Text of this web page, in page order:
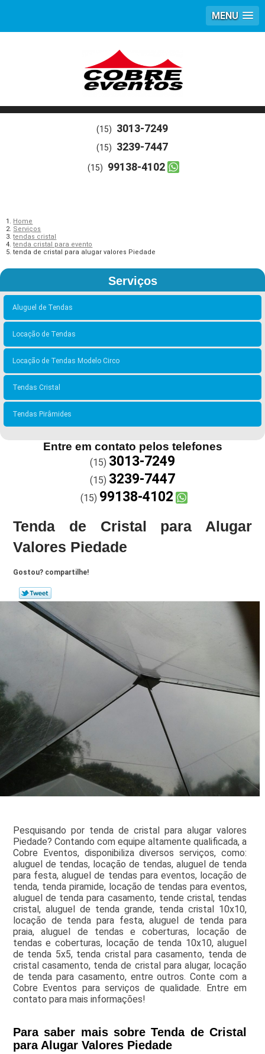
MENU
(15) 3013-7249
(15) 3239-7447
(15) 99138-4102
Home
Serviços
tendas cristal
tenda cristal para evento
tenda de cristal para alugar valores Piedade
Serviços
Aluguel de Tendas
Locação de Tendas
Locação de Tendas Modelo Circo
Tendas Cristal
Tendas Pirâmides
Entre em contato pelos telefones
(15) 3013-7249
(15) 3239-7447
(15) 99138-4102
Tenda de Cristal para Alugar
Valores Piedade
Gostou? compartilhe!
Pesquisando por tenda de cristal para alugar valores
Piedade? Contando com equipe altamente qualificada, a
Cobre Eventos, disponibiliza diversos serviços, como:
aluguel de tendas, locação de tendas, aluguel de tenda
para festa, aluguel de tendas para eventos, locação de
tenda, tenda piramide, locação de tendas para eventos,
aluguel de tenda para casamento, tende cristal, tendas
cristal, aluguel de tenda grande, tenda cristal 10x10,
locação de tenda para festa, aluguel de tenda para
praia, aluguel de tendas e coberturas, locação de
tendas e coberturas, locação de tenda 10x10, aluguel
de tenda 5x5, tenda cristal para casamento, tenda de
cristal casamento, tenda de cristal para alugar, locação
de tenda para casamento, entre outros. Conte com a
Cobre Eventos para serviços de qualidade. Entre em
contato para mais informações!
Para saber mais sobre Tenda de Cristal
para Alugar Valores Piedade